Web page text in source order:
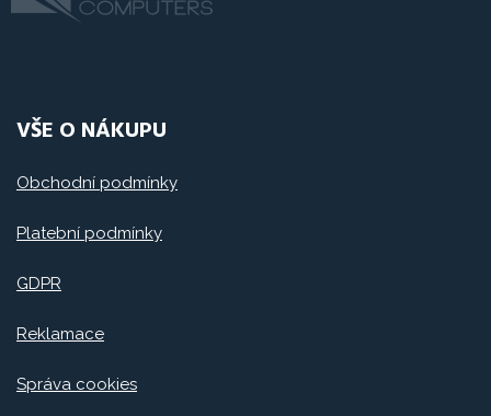
VŠE O NÁKUPU
Obchodní podmínky
Platební podmínky
GDPR
Reklamace
Správa cookies